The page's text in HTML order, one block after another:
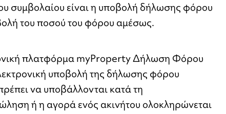
συμβολαίου είναι η υποβολή δήλωσης φόρου
του ποσού του φόρου αμέσως.
πλατφόρμα myProperty Δήλωση Φόρου
υποβολή της δήλωσης φόρου
να υποβάλλονται κατά τη
ή η αγορά ενός ακινήτου ολοκληρώνεται